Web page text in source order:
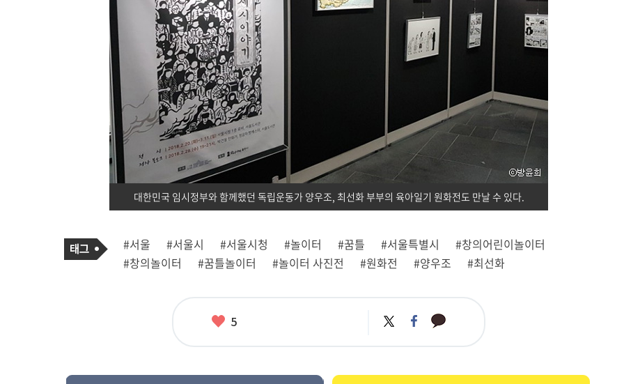
대한민국 임시정부와 함께했던 독립운동가 양우조, 최선화 부부의 육아일기 원화전도 만날 수 있다.
사
관
련
태
그
#서울 #서울시 #서울시청 #놀이터 #꿈틀 #서울특별시
#창의어린이놀이터
#창의놀이터
#꿈틀놀이터 #놀이터 사진전 #원화전 #양우조 #최선화
좋
5 트
위
페
이
카
카